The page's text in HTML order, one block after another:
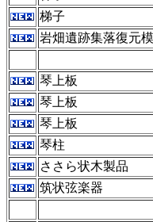
梯子
岩畑遺跡集落復元
琴上板
琴上板
琴上板
琴柱
ささら状木製品
筑状弦楽器